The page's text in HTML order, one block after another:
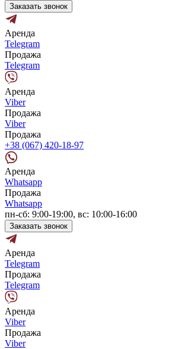
Заказать звонок
Аренда
Telegram
Продажа
Telegram
Аренда
Viber
Продажа
Viber
Продажа
+38 (067) 420-18-97
Аренда
Whatsapp
Продажа
Whatsapp
пн-сб: 9:00-19:00, вс: 10:00-16:00
Заказать звонок
Аренда
Telegram
Продажа
Telegram
Аренда
Viber
Продажа
Viber